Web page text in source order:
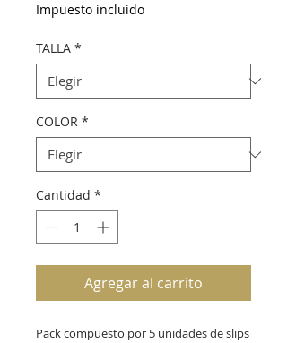
Impuesto incluido
TALLA *
COLOR *
Cantidad *
Agregar al carrito
Pack compuesto por 5 unidades de slips